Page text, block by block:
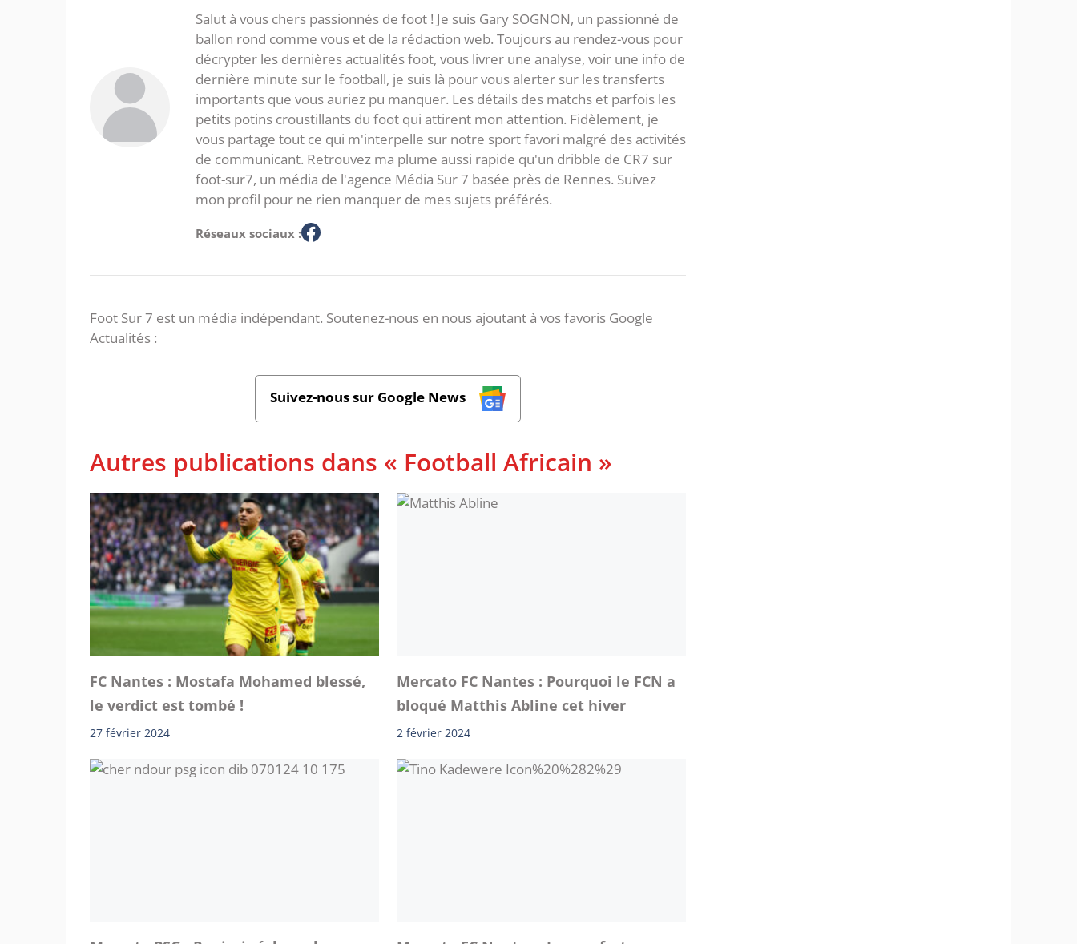
Salut à vous chers passionnés de foot ! Je suis Gary SOGNON, un passionné de
ballon rond comme vous et de la rédaction web. Toujours au rendez-vous pour
décrypter les dernières actualités foot, vous livrer une analyse, voir une info de
dernière minute sur le football, je suis là pour vous alerter sur les transferts
importants que vous auriez pu manquer. Les détails des matchs et parfois les
petits potins croustillants du foot qui attirent mon attention. Fidèlement, je
vous partage tout ce qui m'interpelle sur notre sport favori malgré des activités
de communicant. Retrouvez ma plume aussi rapide qu'un dribble de CR7 sur
foot-sur7, un média de l'agence Média Sur 7 basée près de Rennes. Suivez
mon profil pour ne rien manquer de mes sujets préférés.
Réseaux sociaux :
Foot Sur 7 est un média indépendant. Soutenez-nous en nous ajoutant à vos favoris Google
Actualités :
Suivez-nous sur Google News
Autres publications dans « Football Africain »
FC Nantes : Mostafa Mohamed blessé,
le verdict est tombé !
27 février 2024
Mercato FC Nantes : Pourquoi le FCN a
bloqué Matthis Abline cet hiver
2 février 2024